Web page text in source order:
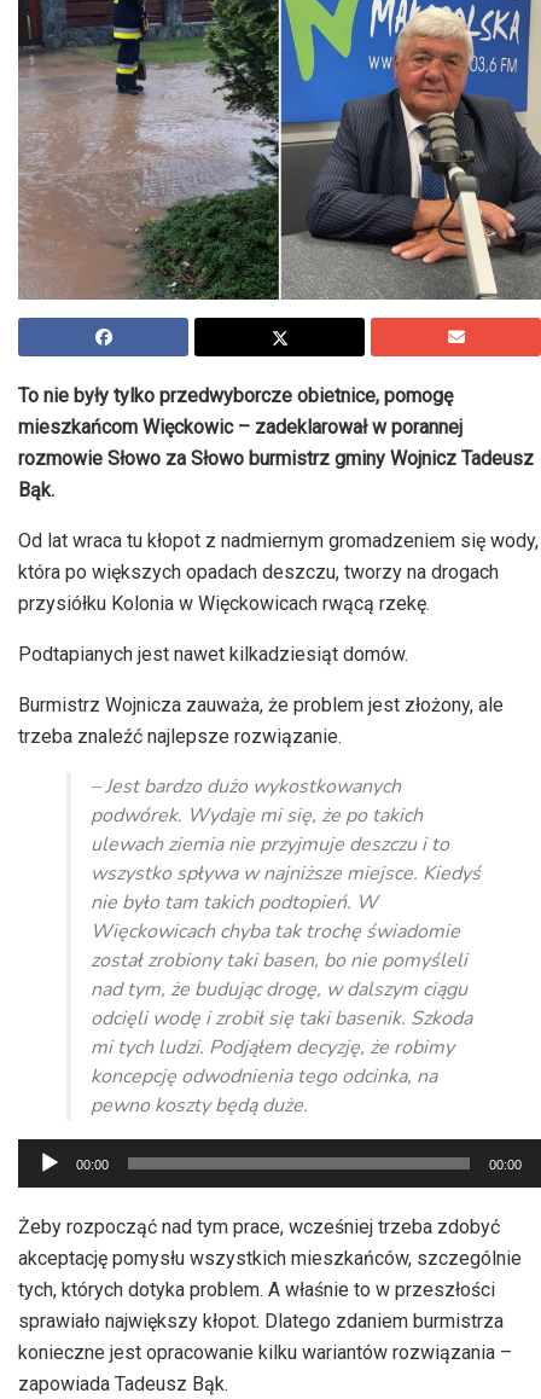
To nie były tylko przedwyborcze obietnice, pomogę
mieszkańcom Więckowic – zadeklarował w porannej
rozmowie Słowo za Słowo burmistrz gminy Wojnicz Tadeusz
Bąk.
Od lat wraca tu kłopot z nadmiernym gromadzeniem się wody,
która po większych opadach deszczu, tworzy na drogach
przysiółku Kolonia w Więckowicach rwącą rzekę.
Podtapianych jest nawet kilkadziesiąt domów.
Burmistrz Wojnicza zauważa, że problem jest złożony, ale
trzeba znaleźć najlepsze rozwiązanie.
– Jest bardzo dużo wykostkowanych
podwórek. Wydaje mi się, że po takich
ulewach ziemia nie przyjmuje deszczu i to
wszystko spływa w najniższe miejsce. Kiedyś
nie było tam takich podtopień. W
Więckowicach chyba tak trochę świadomie
został zrobiony taki basen, bo nie pomyśleli
nad tym, że budując drogę, w dalszym ciągu
odcięli wodę i zrobił się taki basenik. Szkoda
mi tych ludzi. Podjąłem decyzję, że robimy
koncepcję odwodnienia tego odcinka, na
pewno koszty będą duże.
Odtwarzacz
plików
dźwiękowych
00:00 00:00
Żeby rozpocząć nad tym prace, wcześniej trzeba zdobyć
akceptację pomysłu wszystkich mieszkańców, szczególnie
tych, których dotyka problem. A właśnie to w przeszłości
sprawiało największy kłopot. Dlatego zdaniem burmistrza
konieczne jest opracowanie kilku wariantów rozwiązania –
zapowiada Tadeusz Bąk.